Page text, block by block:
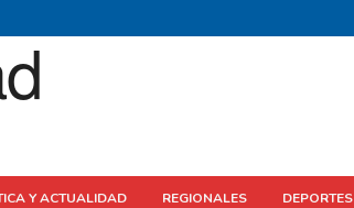
Y ACTUALIDAD REGIONALES DEPORTES